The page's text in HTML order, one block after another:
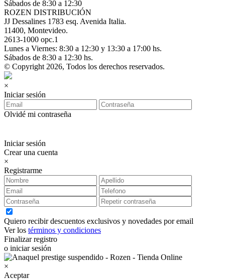
Sábados de 8:30 a 12:30
ROZEN DISTRIBUCIÓN
JJ Dessalines 1783 esq. Avenida Italia.
11400, Montevideo.
2613-1000 opc.1
Lunes a Viernes: 8:30 a 12:30 y 13:30 a 17:00 hs.
Sábados de 8:30 a 12:30 hs.
© Copyright 2026, Todos los derechos reservados.
×
Iniciar sesión
Olvidé mi contraseña
Iniciar sesión
Crear una cuenta
×
Registrarme
Quiero recibir descuentos exclusivos y novedades por email
Ver los términos y condiciones
Finalizar registro
o iniciar sesión
×
Aceptar